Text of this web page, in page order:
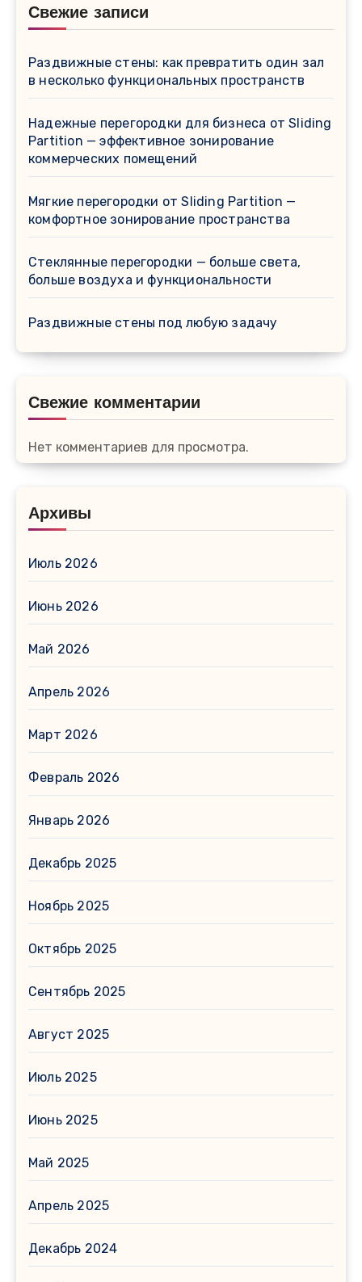
Свежие записи
Раздвижные стены: как превратить один зал
в несколько функциональных пространств
Надежные перегородки для бизнеса от Sliding
Partition — эффективное зонирование
коммерческих помещений
Мягкие перегородки от Sliding Partition —
комфортное зонирование пространства
Стеклянные перегородки — больше света,
больше воздуха и функциональности
Раздвижные стены под любую задачу
Свежие комментарии
Нет комментариев для просмотра.
Архивы
Июль 2026
Июнь 2026
Май 2026
Апрель 2026
Март 2026
Февраль 2026
Январь 2026
Декабрь 2025
Ноябрь 2025
Октябрь 2025
Сентябрь 2025
Август 2025
Июль 2025
Июнь 2025
Май 2025
Апрель 2025
Декабрь 2024